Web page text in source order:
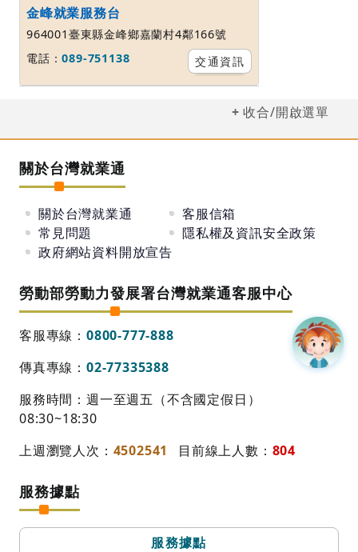
金峰就業服務台
964001臺東縣金峰鄉嘉蘭村4鄰166號
電話：089-751138 交通資訊
收合/開啟選單
關於台灣就業通
關於台灣就業通
客服信箱
常見問題
隱私權及資訊安全政策
政府網站資料開放宣告
勞動部勞動力發展署台灣就業通客服中心
客服專線： 0800-777-888
傳真專線： 02-77335388
服務時間：週一至週五（不含國定假日）
08:30~18:30
上週瀏覽人次： 4502541 目前線上人數： 804
服務據點
服務據點